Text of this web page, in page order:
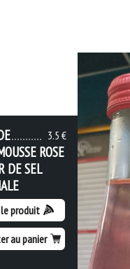
3.5 €
ROSE
DE SEL
le produit
au panier